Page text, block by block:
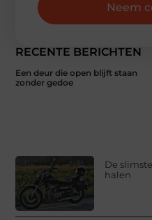
RECENTE BERICHTEN
Een deur die open blijft staan
zonder gedoe
De
halen
Neem